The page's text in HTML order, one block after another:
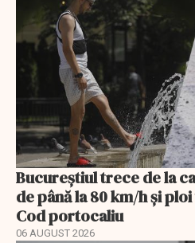
Bucureștiul trece de la
de până la 80 km/h și
Cod portocaliu
06 AUGUST 2026